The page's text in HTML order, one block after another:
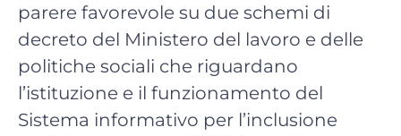
parere favorevole su due schemi di
decreto del Ministero del lavoro e delle
politiche sociali che riguardano
l’istituzione e il funzionamento del
Sistema informativo per l’inclusione